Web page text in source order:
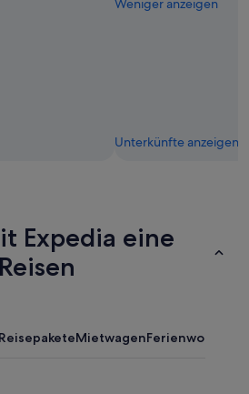
Unterkünfte anzeigen
Expedia eine
ReisepaketeMietwagen